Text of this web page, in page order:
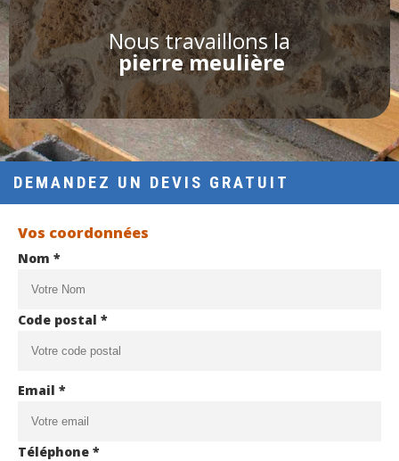
Nous travaillons la
pierre meulière
DEMANDEZ UN DEVIS GRATUIT
Vos coordonnées
Nom *
Code postal *
Email *
Téléphone *